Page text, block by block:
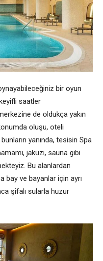
bir oyun
saatler
de oldukça yakın
oluşu, oteli
yanında, tesisin Spa
jakuzi, sauna gibi
Bu alanlardan
bay ve bayanlar için ayrı
şifalı sularla huzur